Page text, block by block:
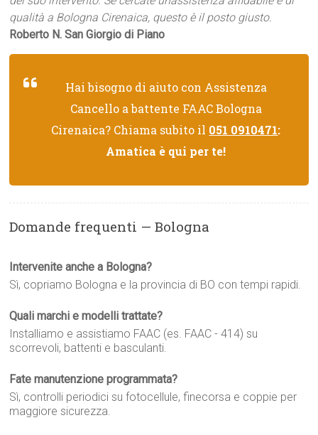
qualità a Bologna Cirenaica, questo è il posto giusto.
Roberto N. San Giorgio di Piano
Hai bisogno di aiuto con Assistenza
Cancello a battente FAAC Bologna
Cirenaica? Chiama subito il 051 0910471:
Amatica è qui per te!
Domande frequenti — Bologna
Intervenite anche a Bologna?
Sì, copriamo Bologna e la provincia di BO con tempi rapidi.
Quali marchi e modelli trattate?
Installiamo e assistiamo FAAC (es. FAAC - 414) su
scorrevoli, battenti e basculanti.
Fate manutenzione programmata?
Sì, controlli periodici su fotocellule, finecorsa e coppie per
maggiore sicurezza.